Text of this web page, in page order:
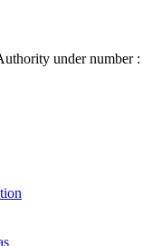
under number :